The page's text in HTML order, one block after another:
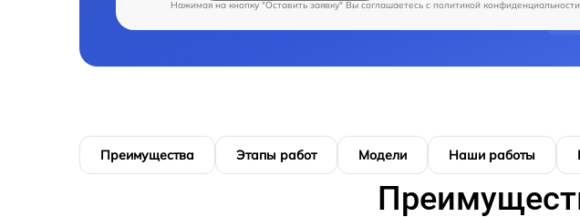
Нажимая на кнопку "Оставить заявку" Вы соглашаетесь c политикой конфиденциальности
Преимущества Этапы работ Модели Наши работы